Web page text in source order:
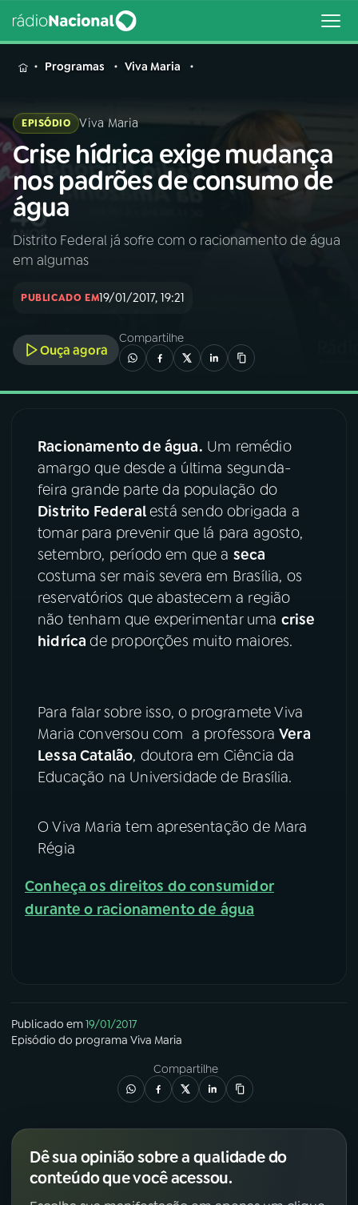
MENU
Buscar
na
Rádio
Nacional
Buscar
AO VIVO
INÍCIO
A RÁDIO
03PROGRAMAÇÃO
04 PROGRAMAS
PODCASTS
06VIDEOCASTS
ACOMPANHE A RÁDIO NACIONAL
YouTube Facebook
Instagram
TikTok
Programas Viva Maria
EPISÓDIO Viva Maria
Crise hídrica exige mudança
nos padrões de consumo de
água
Distrito Federal já sofre com o racionamento de água
em algumas
PUBLICADO EM19/01/2017, 19:21
Ouça agora
Compartilhe
Racionamento de água. Um remédio
amargo que desde a última segunda-
feira grande parte da população do
Distrito Federalestá sendo obrigada a
tomar para prevenir que lá para agosto,
setembro, período em que a seca
costuma ser mais severa em Brasília, os
reservatórios que abastecem a região
não tenham que experimentar uma crise
hidrícade proporções muito maiores.
Para falar sobre isso, o programete Viva
Maria conversou com a professoraVera
Lessa Catalão, doutora em Ciência da
Educação na Universidade de Brasília.
O Viva Maria tem apresentação de Mara
Régia
Conheça os direitos do consumidor
durante o racionamento de água
Publicado em19/01/2017
Episódio do programa Viva Maria
Compartilhe
Dê sua opinião sobre a qualidade do
conteúdo que você acessou.